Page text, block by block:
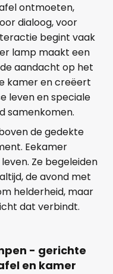
ontmoeten,
dialoog, voor
begint vaak
lamp maakt een
aandacht op het
kamer en creëert
leven en speciale
samenkomen.
de gedekte
Eekamer
Ze begeleiden
de avond met
helderheid, maar
dat verbindt.
- gerichte
en kamer